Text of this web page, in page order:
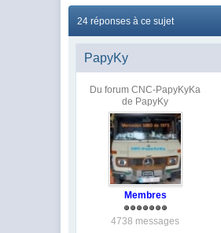
24 réponses à ce sujet
PapyKy
Du forum CNC-PapyKyKa
de PapyKy
Membres
4738 messages